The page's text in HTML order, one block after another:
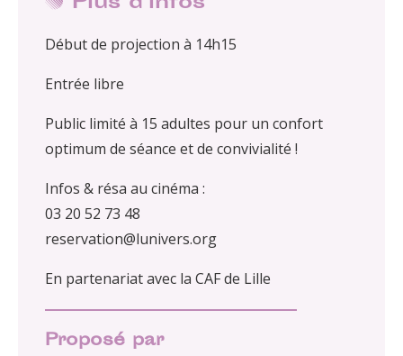
Début de projection à 14h15
Entrée libre
Public limité à 15 adultes pour un confort
optimum de séance et de convivialité !
Infos & résa au cinéma :
03 20 52 73 48
reservation@lunivers.org
En partenariat avec la CAF de Lille
Proposé par